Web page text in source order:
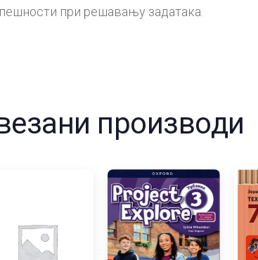
при решавању задатака.
производи